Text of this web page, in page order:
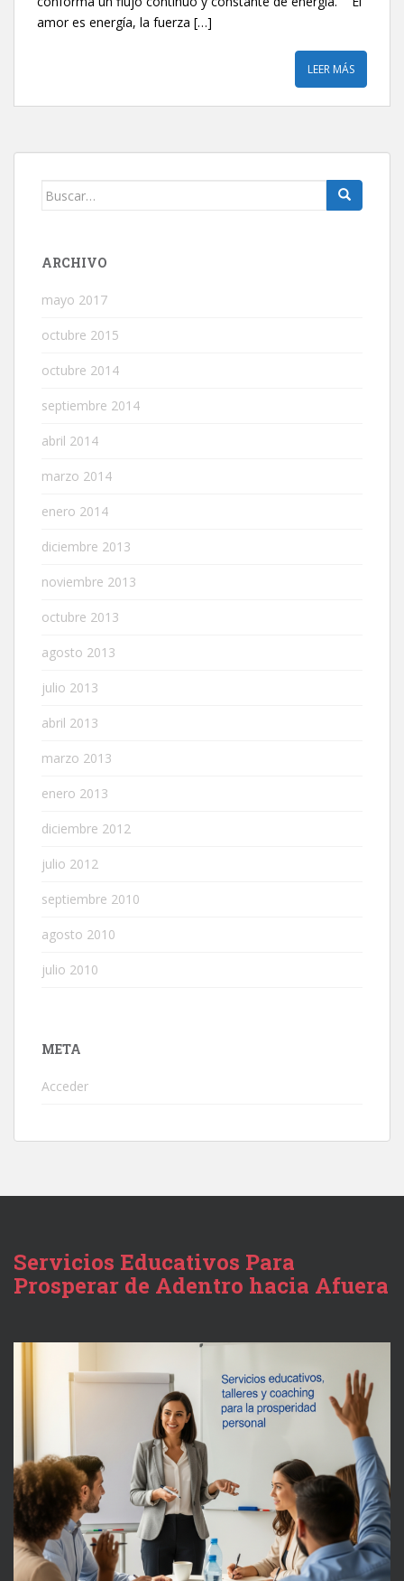
amor es energía, la fuerza […]
LEER MÁS
Buscar:
ARCHIVO
mayo 2017
octubre 2015
octubre 2014
septiembre 2014
abril 2014
marzo 2014
enero 2014
diciembre 2013
noviembre 2013
octubre 2013
agosto 2013
julio 2013
abril 2013
marzo 2013
enero 2013
diciembre 2012
julio 2012
septiembre 2010
agosto 2010
julio 2010
META
Acceder
Servicios Educativos Para
Prosperar de Adentro hacia Afuera